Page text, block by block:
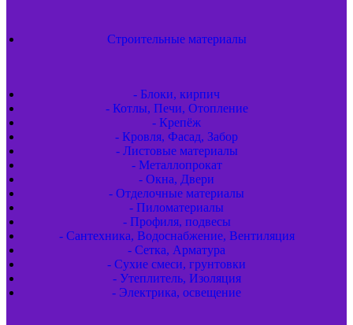
Строительные материалы
- Блоки, кирпич
- Котлы, Печи, Отопление
- Крепёж
- Кровля, Фасад, Забор
- Листовые материалы
- Металлопрокат
- Окна, Двери
- Отделочные материалы
- Пиломатериалы
- Профиля, подвесы
- Сантехника, Водоснабжение, Вентиляция
- Сетка, Арматура
- Сухие смеси, грунтовки
- Утеплитель, Изоляция
- Электрика, освещение